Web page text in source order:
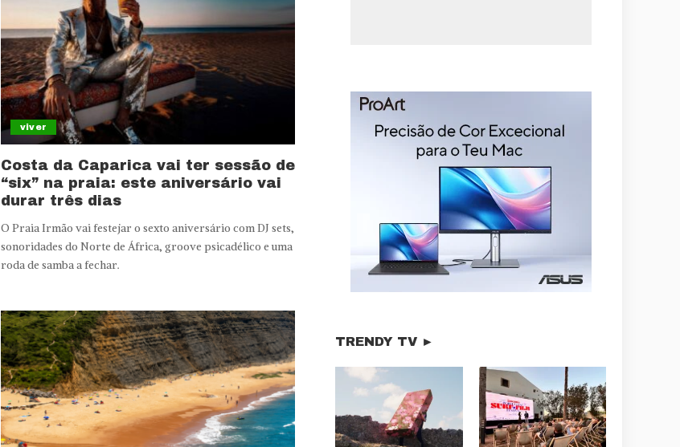
viver
Costa da Caparica vai ter sessão de
“six” na praia: este aniversário vai
durar três dias
O Praia Irmão vai festejar o sexto aniversário com DJ sets,
sonoridades do Norte de África, groove psicadélico e uma
roda de samba a fechar.
TRENDY TV ►